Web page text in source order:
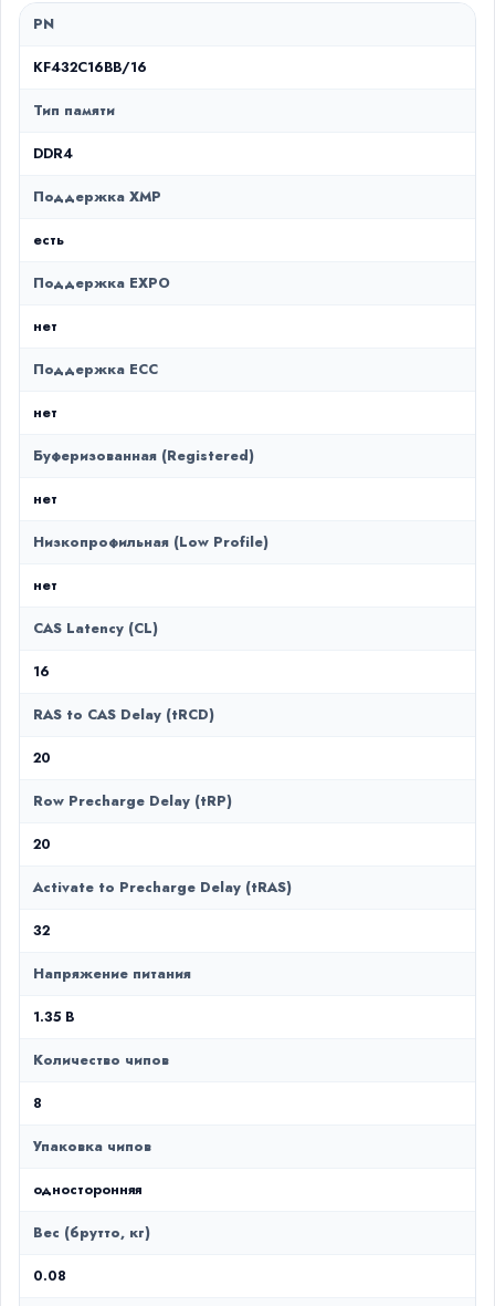
PN
KF432C16BB/16
Тип памяти
DDR4
Поддержка XMP
есть
Поддержка EXPO
нет
Поддержка ECC
нет
Буферизованная (Registered)
нет
Низкопрофильная (Low Profile)
нет
CAS Latency (CL)
16
RAS to CAS Delay (tRCD)
20
Row Precharge Delay (tRP)
20
Activate to Precharge Delay (tRAS)
32
Напряжение питания
1.35 В
Количество чипов
8
Упаковка чипов
односторонняя
Вес (брутто, кг)
0.08